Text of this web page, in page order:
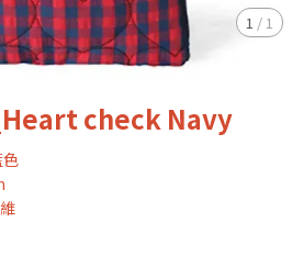
1 / 1
check Navy